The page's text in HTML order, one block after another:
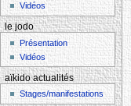
Vidéos
le jodo
Présentation
Vidéos
aïkido actualités
Stages/manifestations